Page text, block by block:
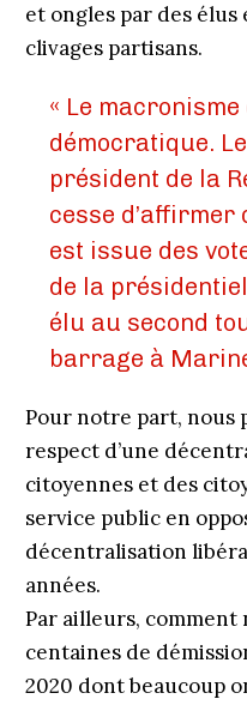
et ongles par des
clivages partisans.
« Le
démocratique.
président de la
cesse
est issue des
de la
élu au second
barrage à
Pour notre part, nous
respect d’une
citoyennes et des
service public en
décentralisation
années.
Par ailleurs, comment
centaines de
2020 dont beaucoup